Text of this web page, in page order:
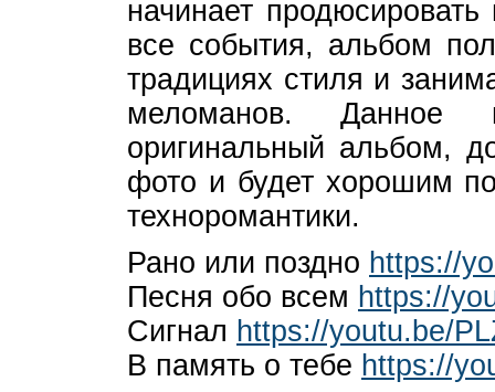
начинает
все события, альбом
традициях стиля и
меломанов. Данное
оригинальный альбом,
фото и будет хорошим
техноромантики.
Рано или поздно https://
Песня обо всем https://
Сигнал https://youtu.be/
В память о тебе https://